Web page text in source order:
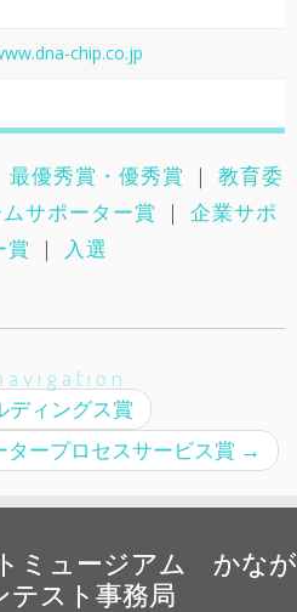
chip.co.jp
最優秀賞・優秀賞 ｜ 教育委
サポーター賞 ｜ 企業サポ
賞 ｜ 入選
ディングス賞
タープロセスサービス賞 →
ミュージアム かなが
テスト事務局